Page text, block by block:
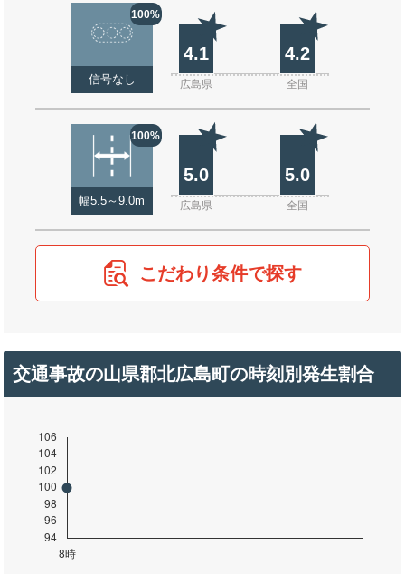
100%
信号なし
4.1 4.2
広島県 全国
100%
幅5.5～9.0m
5.0 5.0
広島県 全国
こだわり条件で探す
交通事故の山県郡北広島町の時刻別発生割合